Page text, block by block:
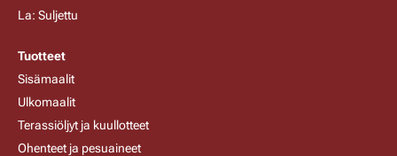
La: Suljettu
Tuotteet
Sisämaalit
Ulkomaalit
Terassiöljyt ja kuullotteet
Ohenteet ja pesuaineet